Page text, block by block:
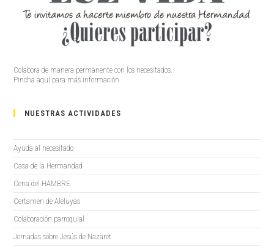
Colabora de manera permanente con los necesitados.
Pincha aquí para más información
NUESTRAS ACTIVIDADES
Ayuda al necesitado
Casa de la Hermandad
Cena del HAMBRE
Certamen de Aleluyas
Colaboración parroquial
Jornadas sobre Jesús de Nazaret